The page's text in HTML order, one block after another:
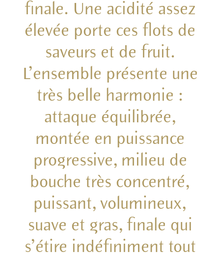
finale. Une acidité assez
élevée porte ces flots de
saveurs et de fruit.
L’ensemble présente une
très belle harmonie :
attaque équilibrée,
montée en puissance
progressive, milieu de
bouche très concentré,
puissant, volumineux,
suave et gras, finale qui
s’étire indéfiniment tout